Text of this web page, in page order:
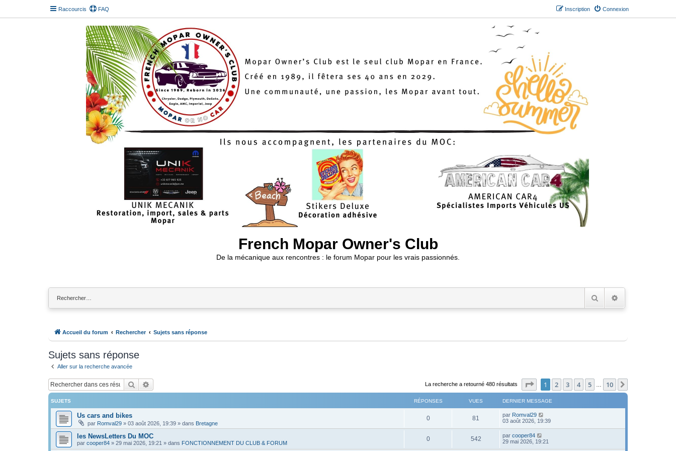
Raccourcis FAQ Connexion
Inscription
French Mopar Owner's Club
De la mécanique aux rencontres : le forum Mopar pour les vrais passionnés.
RechercherRecherche avancée
Accueil du forum Rechercher Sujets sans réponse
Sujets sans réponse
Aller sur la recherche avancée
Rechercher La recherche a retourné 480 résultats Page sur10
1 2 3 4 5 10
SUJETS RÉPONSES VUES DERNIER MESSAGE
Us cars and bikes
par Romval29 » 03 août 2026, 19:39 » dans Bretagne
0R
é
81
u
D
e
i
e
par Romval29
03 août 2026, 19:39
les NewsLetters Du MOC
par cooper84 » 29 mai 2026, 19:21 » dans FONCTIONNEMENT DU CLUB & FORUM
0R
542V
D
e
par cooper84
29 mai 2026, 19:21